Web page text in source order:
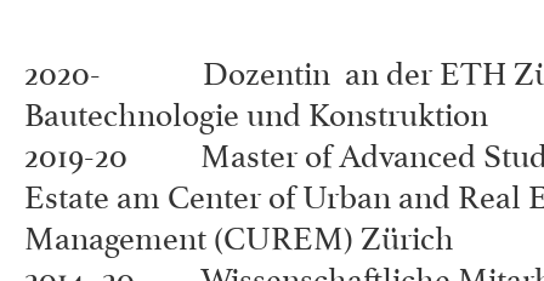
2020- Dozentin an der ETH
Bautechnologie und Konstruktion
2019-20 Master of Advanced
Estate am Center of Urban and Real
Management (CUREM) Zürich